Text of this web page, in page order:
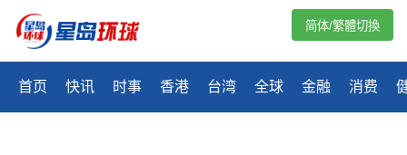
首页 快讯 时事 香港 台湾 全球 金融 消费
简体/繁體切換